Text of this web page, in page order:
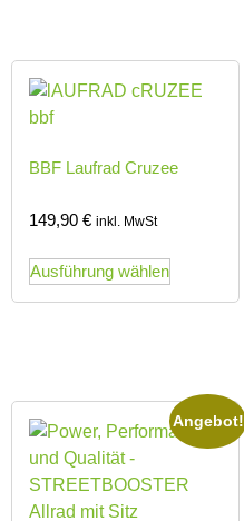
BBF Laufrad Cruzee
149,90 € inkl. MwSt
Ausführung wählen
Angebot!